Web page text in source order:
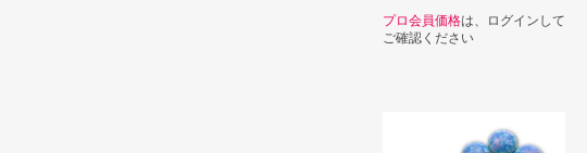
プロ会員価格は、ログインして
ご確認ください